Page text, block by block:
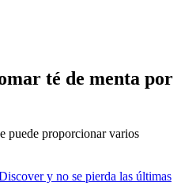
té de menta por
puede proporcionar varios
y no se pierda las últimas